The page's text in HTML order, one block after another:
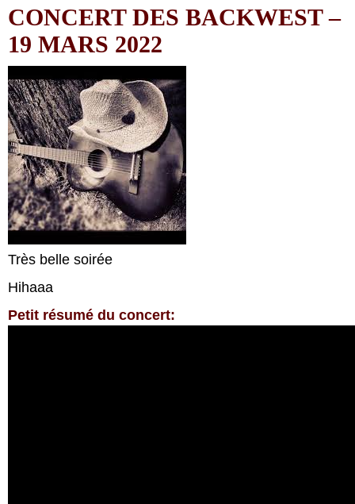
CONCERT DES BACKWEST –
19 MARS 2022
Très belle soirée
Hihaaa
Petit résumé du concert: